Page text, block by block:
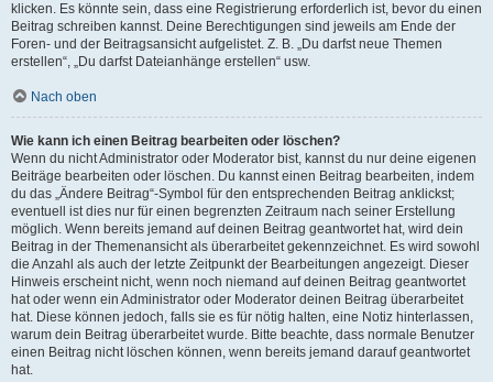
klicken. Es könnte sein, dass eine Registrierung erforderlich ist, bevor du einen
Beitrag schreiben kannst. Deine Berechtigungen sind jeweils am Ende der
Foren- und der Beitragsansicht aufgelistet. Z. B. „Du darfst neue Themen
erstellen“, „Du darfst Dateianhänge erstellen“ usw.
Nach oben
Wie kann ich einen Beitrag bearbeiten oder löschen?
Wenn du nicht Administrator oder Moderator bist, kannst du nur deine eigenen
Beiträge bearbeiten oder löschen. Du kannst einen Beitrag bearbeiten, indem
du das „Ändere Beitrag“-Symbol für den entsprechenden Beitrag anklickst;
eventuell ist dies nur für einen begrenzten Zeitraum nach seiner Erstellung
möglich. Wenn bereits jemand auf deinen Beitrag geantwortet hat, wird dein
Beitrag in der Themenansicht als überarbeitet gekennzeichnet. Es wird sowohl
die Anzahl als auch der letzte Zeitpunkt der Bearbeitungen angezeigt. Dieser
Hinweis erscheint nicht, wenn noch niemand auf deinen Beitrag geantwortet
hat oder wenn ein Administrator oder Moderator deinen Beitrag überarbeitet
hat. Diese können jedoch, falls sie es für nötig halten, eine Notiz hinterlassen,
warum dein Beitrag überarbeitet wurde. Bitte beachte, dass normale Benutzer
einen Beitrag nicht löschen können, wenn bereits jemand darauf geantwortet
hat.